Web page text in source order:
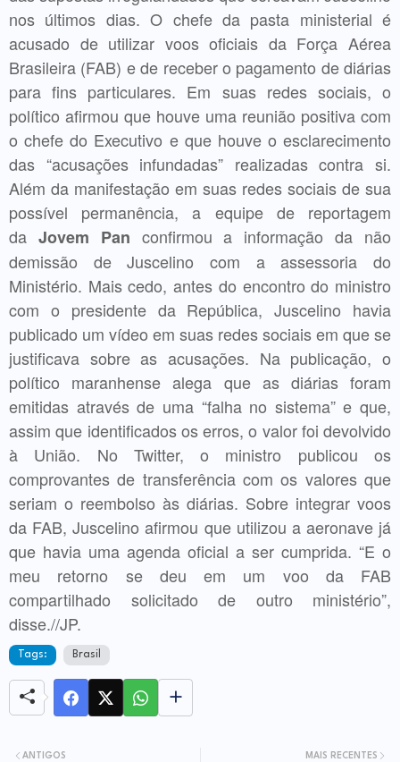
nos últimos dias. O chefe da pasta ministerial é
acusado de utilizar voos oficiais da Força Aérea
Brasileira (FAB) e de receber o pagamento de diárias
para fins particulares. Em suas redes sociais, o
político afirmou que houve uma reunião positiva com
o chefe do Executivo e que houve o esclarecimento
das “acusações infundadas” realizadas contra si.
Além da manifestação em suas redes sociais de sua
possível permanência, a equipe de reportagem
da Jovem Pan confirmou a informação da não
demissão de Juscelino com a assessoria do
Ministério. Mais cedo, antes do encontro do ministro
com o presidente da República, Juscelino havia
publicado um vídeo em suas redes sociais em que se
justificava sobre as acusações. Na publicação, o
político maranhense alega que as diárias foram
emitidas através de uma “falha no sistema” e que,
assim que identificados os erros, o valor foi devolvido
à União. No Twitter, o ministro publicou os
comprovantes de transferência com os valores que
seriam o reembolso às diárias. Sobre integrar voos
da FAB, Juscelino afirmou que utilizou a aeronave já
que havia uma agenda oficial a ser cumprida. “E o
meu retorno se deu em um voo da FAB
compartilhado solicitado de outro ministério”,
disse.//JP.
Tags: Brasil
MAIS RECENTES
ANTIGOS